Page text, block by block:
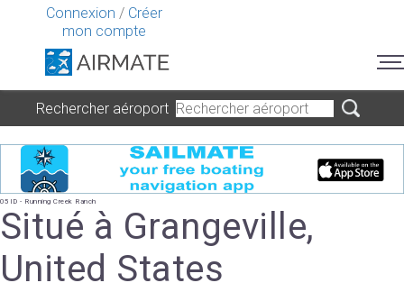
Connexion / Créer
mon compte
Rechercher aéroport
05ID - Running Creek Ranch
Situé à Grangeville,
United States